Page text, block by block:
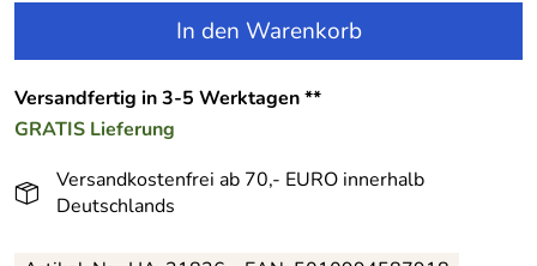
In den Warenkorb
Versandfertig in 3-5 Werktagen **
GRATIS Lieferung
Versandkostenfrei ab 70,- EURO innerhalb
Deutschlands